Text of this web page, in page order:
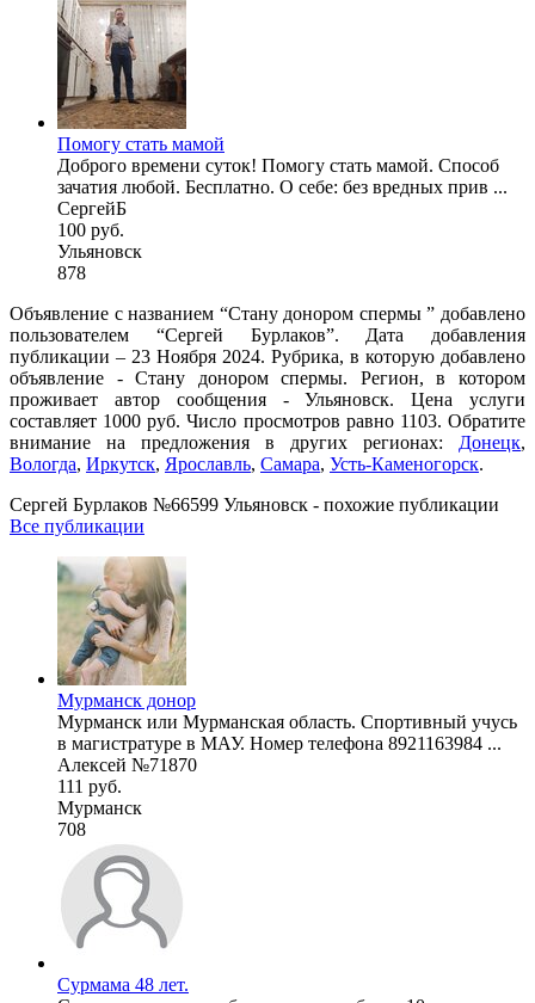
Помогу стать мамой
Доброго времени суток! Помогу стать мамой. Способ
зачатия любой. Бесплатно. О себе: без вредных прив ...
СергейБ
100 руб.
Ульяновск
878
Объявление с названием “Стану донором спермы ” добавлено
пользователем “Сергей Бурлаков”. Дата добавления
публикации – 23 Ноября 2024. Рубрика, в которую добавлено
объявление - Стану донором спермы. Регион, в котором
проживает автор сообщения - Ульяновск. Цена услуги
составляет 1000 руб. Число просмотров равно 1103. Обратите
внимание на предложения в других регионах: Донецк,
Вологда, Иркутск, Ярославль, Самара, Усть-Каменогорск.
Сергей Бурлаков №66599 Ульяновск - похожие публикации
Все публикации
Мурманск донор
Мурманск или Мурманская область. Спортивный учусь
в магистратуре в МАУ. Номер телефона 8921163984 ...
Алексей №71870
111 руб.
Мурманск
708
Сурмама 48 лет.